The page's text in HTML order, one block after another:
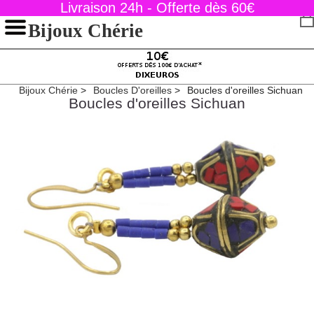
Bijoux Chérie
Livraison 24h - Offerte dès 60€
Bijoux Chérie Boucles D'oreilles Boucles d'oreilles Sichuan
Boucles d'oreilles Sichuan